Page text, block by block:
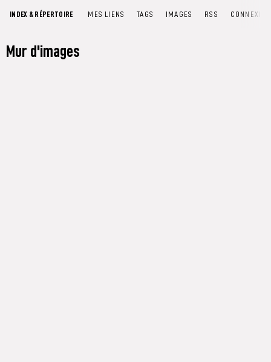
INDEX & RÉPERTOIRE MES LIENS TAGS IMAGES RSS CONNEXION
Mur d'images